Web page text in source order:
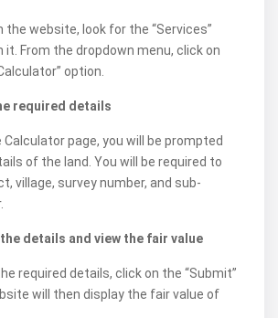
the website, look for the “Services”
it. From the dropdown menu, click on
option.
required details
Calculator page, you will be prompted
of the land. You will be required to
village, survey number, and sub-
details and view the fair value
required details, click on the “Submit”
will then display the fair value of